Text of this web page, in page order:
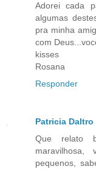
Adorei cada
algumas
pra minha
com
kisses
Rosana
Responder
Patricia Daltro
Que relato
pequenos,